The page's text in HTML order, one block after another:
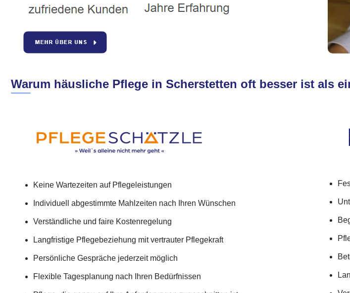
Warum häusliche Pflege in Scherstetten oft besser ist als
Keine Wartezeiten auf Pflegeleistungen
Individuell abgestimmte Mahlzeiten nach Ihren Wünschen
Verständliche und faire Kostenregelung
Langfristige Pflegebeziehung mit vertrauter Pflegekraft
Persönliche Gespräche jederzeit möglich
Flexible Tagesplanung nach Ihren Bedürfnissen